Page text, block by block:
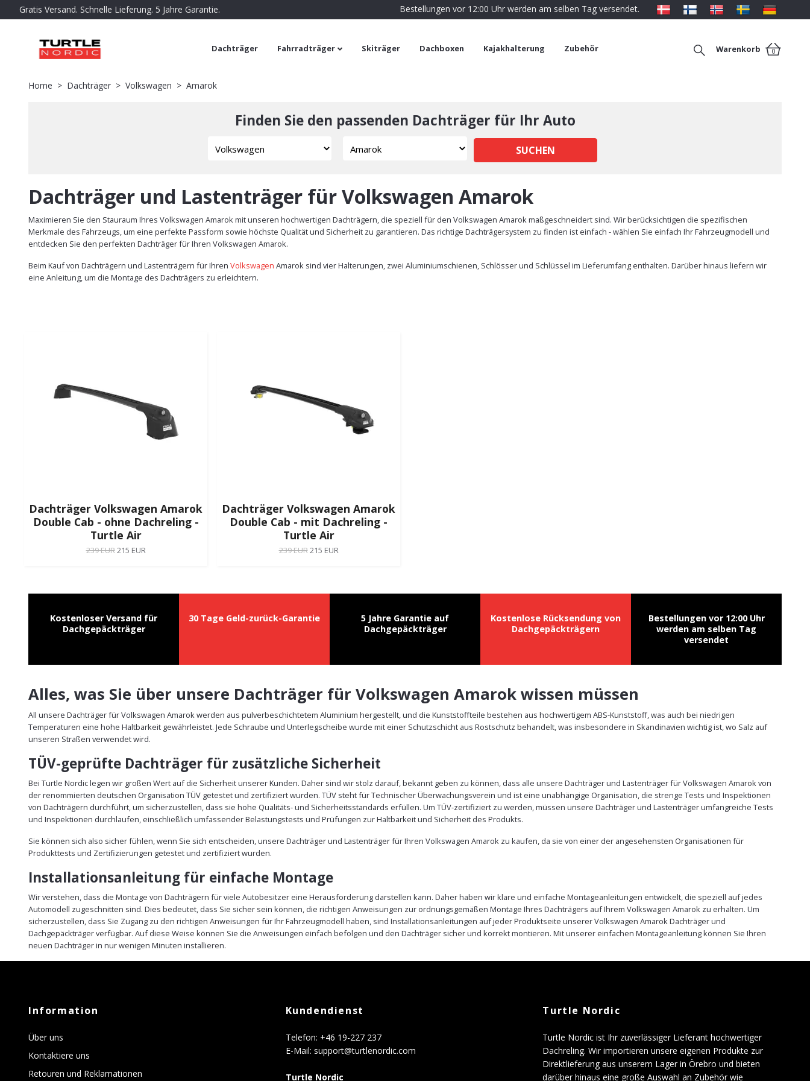
Gratis Versand. Schnelle Lieferung. 5 Jahre Garantie. Bestellungen vor 12:00 Uhr werden am selben Tag versendet.
Dachträger Fahrradträger Skiträger Dachboxen Kajakhalterung Zubehör Warenkorb 0
Home Dachträger Volkswagen Amarok
Finden Sie den passenden Dachträger für Ihr Auto
SUCHEN
Dachträger und Lastenträger für Volkswagen Amarok
Maximieren Sie den Stauraum Ihres Volkswagen Amarok mit unseren hochwertigen Dachträgern, die speziell für den Volkswagen Amarok maßgeschneidert sind. Wir berücksichtigen die spezifischen
Merkmale des Fahrzeugs, um eine perfekte Passform sowie höchste Qualität und Sicherheit zu garantieren. Das richtige Dachträgersystem zu finden ist einfach - wählen Sie einfach Ihr Fahrzeugmodell und
entdecken Sie den perfekten Dachträger für Ihren Volkswagen Amarok.
Beim Kauf von Dachträgern und Lastenträgern für Ihren Volkswagen Amarok sind vier Halterungen, zwei Aluminiumschienen, Schlösser und Schlüssel im Lieferumfang enthalten. Darüber hinaus liefern wir
eine Anleitung, um die Montage des Dachträgers zu erleichtern.
Dachträger Volkswagen Amarok
Double Cab - ohne Dachreling -
Turtle Air
239 EUR215 EUR
Dachträger Volkswagen Amarok
Double Cab - mit Dachreling -
Turtle Air
239 EUR215 EUR
Kostenloser Versand für
Dachgepäckträger
30 Tage Geld-zurück-Garantie
5 Jahre Garantie auf
Dachgepäckträger
Kostenlose Rücksendung von
Dachgepäckträgern
Bestellungen vor 12:00 Uhr
werden am selben Tag
versendet
Alles, was Sie über unsere Dachträger für Volkswagen Amarok wissen müssen
All unsere Dachträger für Volkswagen Amarok werden aus pulverbeschichtetem Aluminium hergestellt, und die Kunststoffteile bestehen aus hochwertigem ABS-Kunststoff, was auch bei niedrigen
Temperaturen eine hohe Haltbarkeit gewährleistet. Jede Schraube und Unterlegscheibe wurde mit einer Schutzschicht aus Rostschutz behandelt, was insbesondere in Skandinavien wichtig ist, wo Salz auf
unseren Straßen verwendet wird.
TÜV-geprüfte Dachträger für zusätzliche Sicherheit
Bei Turtle Nordic legen wir großen Wert auf die Sicherheit unserer Kunden. Daher sind wir stolz darauf, bekannt geben zu können, dass alle unsere Dachträger und Lastenträger für Volkswagen Amarok von
der renommierten deutschen Organisation TÜV getestet und zertifiziert wurden. TÜV steht für Technischer Überwachungsverein und ist eine unabhängige Organisation, die strenge Tests und Inspektionen
von Dachträgern durchführt, um sicherzustellen, dass sie hohe Qualitäts- und Sicherheitsstandards erfüllen. Um TÜV-zertifiziert zu werden, müssen unsere Dachträger und Lastenträger umfangreiche Tests
und Inspektionen durchlaufen, einschließlich umfassender Belastungstests und Prüfungen zur Haltbarkeit und Sicherheit des Produkts.
Sie können sich also sicher fühlen, wenn Sie sich entscheiden, unsere Dachträger und Lastenträger für Ihren Volkswagen Amarok zu kaufen, da sie von einer der angesehensten Organisationen für
Produkttests und Zertifizierungen getestet und zertifiziert wurden.
Installationsanleitung für einfache Montage
Wir verstehen, dass die Montage von Dachträgern für viele Autobesitzer eine Herausforderung darstellen kann. Daher haben wir klare und einfache Montageanleitungen entwickelt, die speziell auf jedes
Automodell zugeschnitten sind. Dies bedeutet, dass Sie sicher sein können, die richtigen Anweisungen zur ordnungsgemäßen Montage Ihres Dachträgers auf Ihrem Volkswagen Amarok zu erhalten. Um
sicherzustellen, dass Sie Zugang zu den richtigen Anweisungen für Ihr Fahrzeugmodell haben, sind Installationsanleitungen auf jeder Produktseite unserer Volkswagen Amarok Dachträger und
Dachgepäckträger verfügbar. Auf diese Weise können Sie die Anweisungen einfach befolgen und den Dachträger sicher und korrekt montieren. Mit unserer einfachen Montageanleitung können Sie Ihren
neuen Dachträger in nur wenigen Minuten installieren.
Information
Über uns
Kontaktiere uns
Retouren und Reklamationen
Kundendienst
Telefon: +46 19-227 237
E-Mail: support@turtlenordic.com
Turtle Nordic
Turtle Nordic
Turtle Nordic ist Ihr zuverlässiger Lieferant hochwertiger
Dachreling. Wir importieren unsere eigenen Produkte zur
Direktlieferung aus unserem Lager in Örebro und bieten
darüber hinaus eine große Auswahl an Zubehör wie